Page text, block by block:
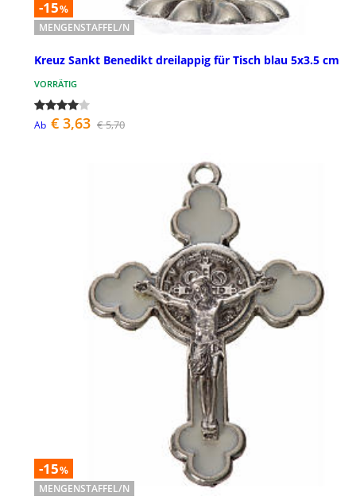
-15%
MENGENSTAFFEL/N
Kreuz Sankt Benedikt dreilappig für Tisch blau 5x3.5 cm
VORRÄTIG
Ab € 3,63 € 5,70
-15%
MENGENSTAFFEL/N